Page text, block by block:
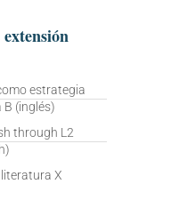
estrategia
(inglés)
through L2
X